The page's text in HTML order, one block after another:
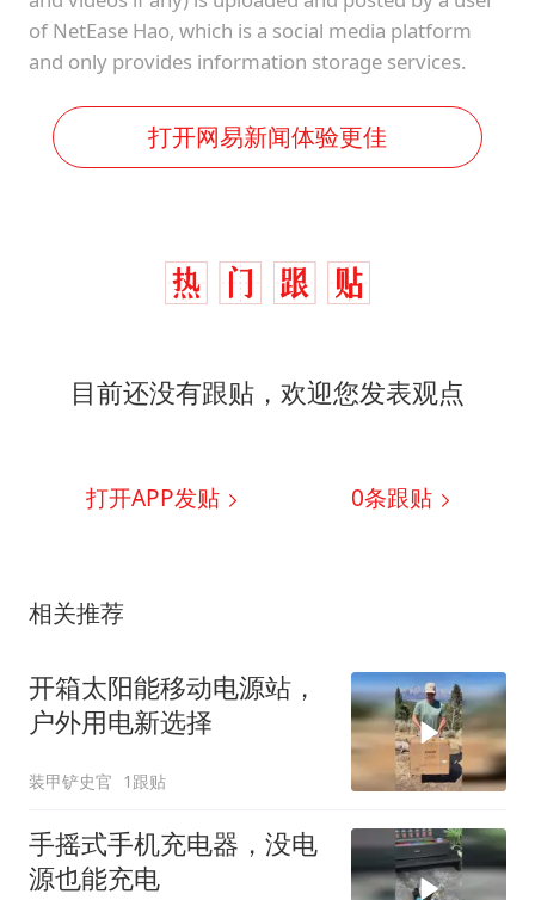
of NetEase Hao, which is a social media platform
and only provides information storage services.
打开网易新闻体验更佳
目前还没有跟贴，欢迎您发表观点
打开APP发贴 0条跟贴
相关推荐
开箱太阳能移动电源站，
户外用电新选择
装甲铲史官 1跟贴
手摇式手机充电器，没电
源也能充电